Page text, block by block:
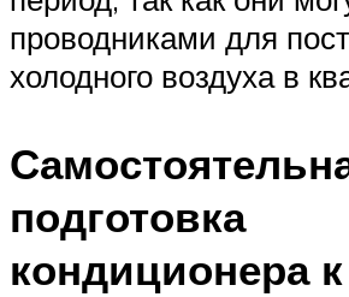
проводниками для
холодного воздуха в
подготовка
кондиционера